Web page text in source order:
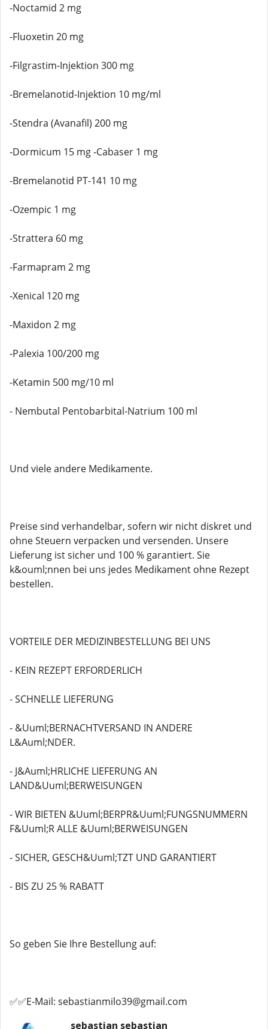
-Noctamid 2 mg
-Fluoxetin 20 mg
-Filgrastim-Injektion 300 mg
-Bremelanotid-Injektion 10 mg/ml
-Stendra (Avanafil) 200 mg
-Dormicum 15 mg -Cabaser 1 mg
-Bremelanotid PT-141 10 mg
-Ozempic 1 mg
-Strattera 60 mg
-Farmapram 2 mg
-Xenical 120 mg
-Maxidon 2 mg
-Palexia 100/200 mg
-Ketamin 500 mg/10 ml
- Nembutal Pentobarbital-Natrium 100 ml
Und viele andere Medikamente.
Preise sind verhandelbar, sofern wir nicht diskret und
ohne Steuern verpacken und versenden. Unsere
Lieferung ist sicher und 100 % garantiert. Sie
k&ouml;nnen bei uns jedes Medikament ohne Rezept
bestellen.
VORTEILE DER MEDIZINBESTELLUNG BEI UNS
- KEIN REZEPT ERFORDERLICH
- SCHNELLE LIEFERUNG
- &Uuml;BERNACHTVERSAND IN ANDERE
L&Auml;NDER.
- J&Auml;HRLICHE LIEFERUNG AN
LAND&Uuml;BERWEISUNGEN
- WIR BIETEN &Uuml;BERPR&Uuml;FUNGSNUMMERN
F&Uuml;R ALLE &Uuml;BERWEISUNGEN
- SICHER, GESCH&Uuml;TZT UND GARANTIERT
- BIS ZU 25 % RABATT
So geben Sie Ihre Bestellung auf:
✅✅E-Mail: sebastianmilo39@gmail.com
sebastian sebastian